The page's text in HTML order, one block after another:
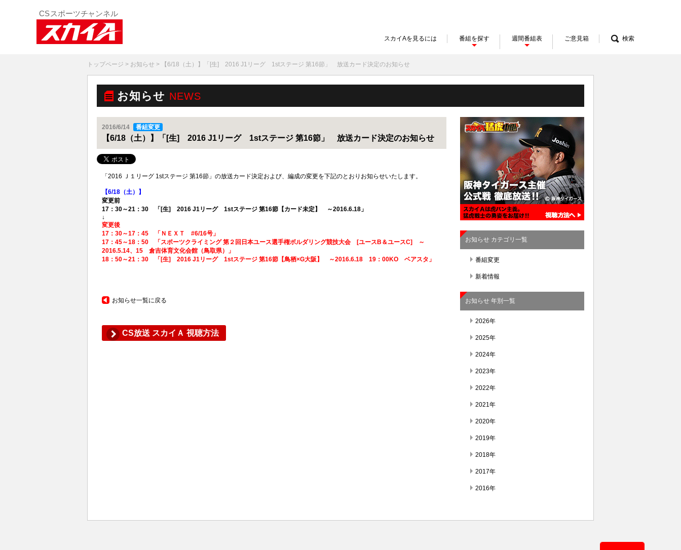
スカイAを見るには 番組を探す 週間番組表 ご意見箱 検索
トップページ > お知らせ > 【6/18（土）】「[生] 2016 J1リーグ 1stステージ 第16節」 放送カード決定のお知らせ
お知らせ NEWS
2016/6/14 番組変更
【6/18（土）】「[生] 2016 J1リーグ 1stステージ 第16節」 放送カード決定のお知らせ
「2016 Ｊ１リーグ 1stステージ 第16節」の放送カード決定および、編成の変更を下記のとおりお知らせいたします。
【6/18（土）】
変更前
17：30～21：30 「[生] 2016 J1リーグ 1stステージ 第16節【カード未定】 ～2016.6.18」
↓
変更後
17：30～17：45 「ＮＥＸＴ #6/16号」
17：45～18：50 「スポーツクライミング 第２回日本ユース選手権ボルダリング競技大会 [ユースB＆ユースC] ～
2016.5.14、15 倉吉体育文化会館（鳥取県）」
18：50～21：30 「[生] 2016 J1リーグ 1stステージ 第16節【鳥栖×G大阪】 ～2016.6.18 19：00KO ベアスタ」
お知らせ一覧に戻る
CS放送 スカイＡ 視聴方法
お知らせ カテゴリ一覧
番組変更
新着情報
お知らせ 年別一覧
2026年
2025年
2024年
2023年
2022年
2021年
2020年
2019年
2018年
2017年
2016年